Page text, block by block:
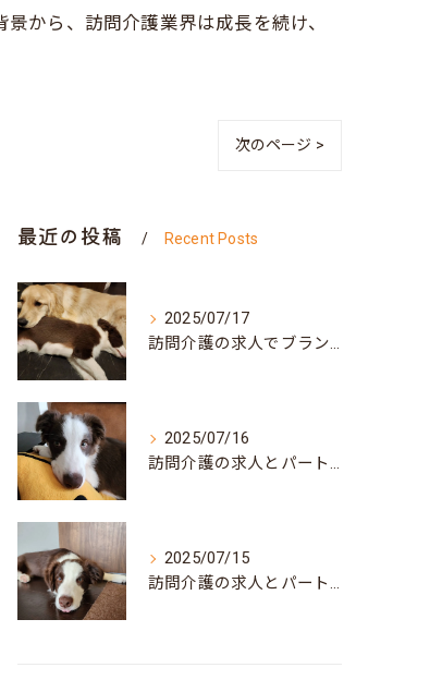
から、訪問介護業界は成長を続け、
次のページ >
最近の投稿 Recent Posts
2025/07/17
訪問介護の求人でブランク可な働き方と兵庫県神戸市北区で自分らしく再スタートするポイント
2025/07/16
訪問介護の求人とパート募集で叶う自分らしい働き方兵庫県神戸市須磨区ガイド
2025/07/15
訪問介護の求人とパート募集を兵庫県神戸市須磨区で探すポイントと働き方の魅力